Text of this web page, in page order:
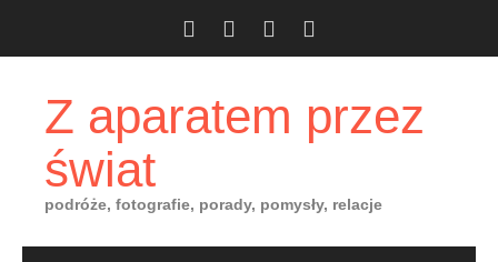
Z aparatem przez
świat
podróże, fotografie, porady, pomysły, relacje